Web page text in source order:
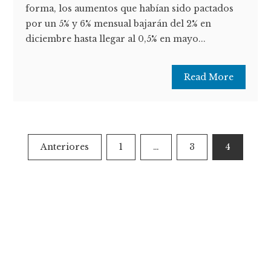
forma, los aumentos que habían sido pactados
por un 5% y 6% mensual bajarán del 2% en
diciembre hasta llegar al 0,5% en mayo...
Read More
Paginación
de
Anteriores 1 … 3 4